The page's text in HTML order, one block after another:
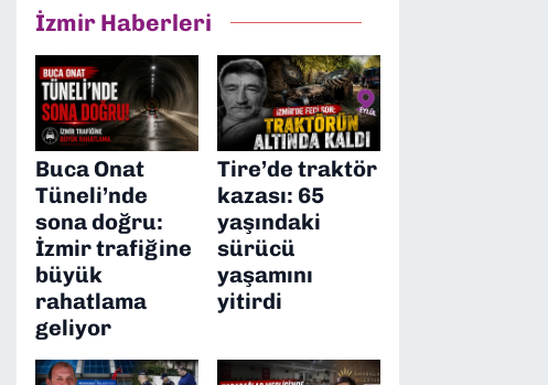
İzmir Haberleri
Buca Onat
Tüneli’nde
sona doğru:
İzmir trafiğine
büyük
rahatlama
geliyor
Tire’de traktör
kazası: 65
yaşındaki
sürücü
yaşamını
yitirdi